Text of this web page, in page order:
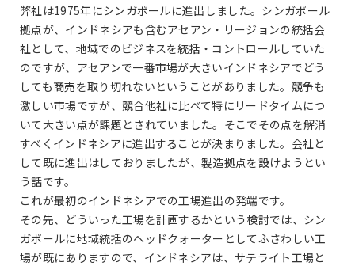
弊社は1975年にシンガポールに進出しました。シンガポール
拠点が、インドネシアも含むアセアン・リージョンの統括会
社として、地域でのビジネスを統括・コントロールしていた
のですが、アセアンで一番市場が大きいインドネシアでどう
しても商売を取り切れないということがありました。競争も
激しい市場ですが、競合他社に比べて特にリードタイムにつ
いて大きい点が課題とされていました。そこでその点を解消
すべくインドネシアに進出することが決まりました。会社と
して既に進出はしておりましたが、製造拠点を設けようとい
う話です。
これが最初のインドネシアでの工場進出の発端です。
その先、どういった工場を計画するかという検討では、シン
ガポールに地域統括のヘッドクォーターとしてふさわしい工
場が既にありますので、インドネシアは、サテライト工場と